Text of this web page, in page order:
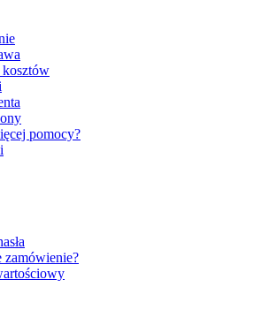
pomocy?
zamówienie?